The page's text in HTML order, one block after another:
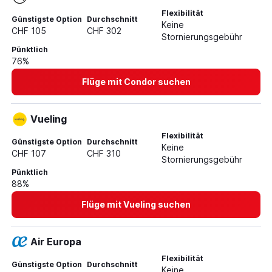
Flüge von Lugano nach Arrecife
Günstigste Option
CHF 105
Durchschnitt
CHF 302
Flexibilität
Keine
Stornierungsgebühr
Pünktlich
76%
Flüge mit Condor suchen
Vueling
Günstigste Option
CHF 107
Durchschnitt
CHF 310
Flexibilität
Keine
Stornierungsgebühr
Pünktlich
88%
Flüge mit Vueling suchen
Air Europa
Günstigste Option Durchschnitt
Flexibilität
Keine